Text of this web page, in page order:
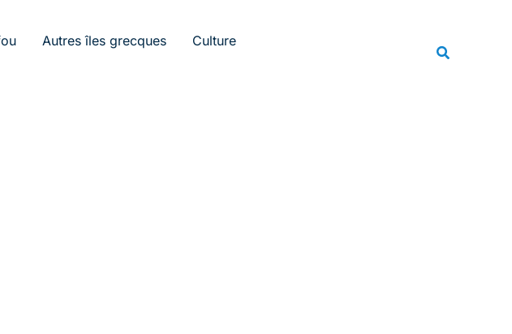
Autres îles grecques
Culture